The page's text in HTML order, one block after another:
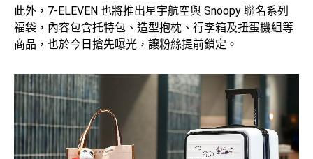
此外，7-ELEVEN 也將推出星宇航空與 Snoopy 聯名系列
福袋，內容包含托特包、造型抱枕、行李箱及扭蛋機組等
商品，也於今日搶先曝光，讓粉絲提前鎖定。